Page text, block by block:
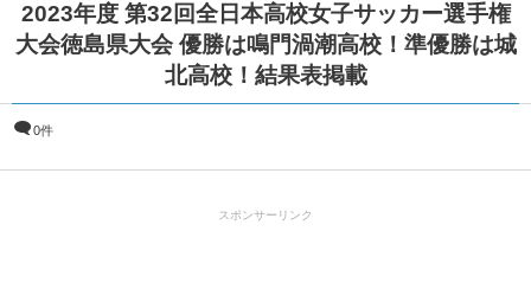
2023年度 第32回全日本高校女子サッカー選手権
大会徳島県大会 優勝は鳴門渦潮高校！準優勝は城
北高校！結果表掲載
0件
スポンサーリンク